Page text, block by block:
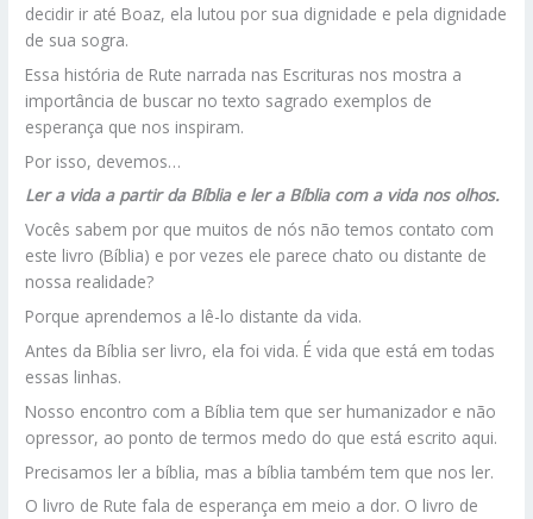
decidir ir até Boaz, ela lutou por sua dignidade e pela dignidade
de sua sogra.
Essa história de Rute narrada nas Escrituras nos mostra a
importância de buscar no texto sagrado exemplos de
esperança que nos inspiram.
Por isso, devemos…
Ler a vida a partir da Bíblia e ler a Bíblia com a vida nos olhos.
Vocês sabem por que muitos de nós não temos contato com
este livro (Bíblia) e por vezes ele parece chato ou distante de
nossa realidade?
Porque aprendemos a lê-lo distante da vida.
Antes da Bíblia ser livro, ela foi vida. É vida que está em todas
essas linhas.
Nosso encontro com a Bíblia tem que ser humanizador e não
opressor, ao ponto de termos medo do que está escrito aqui.
Precisamos ler a bíblia, mas a bíblia também tem que nos ler.
O livro de Rute fala de esperança em meio a dor. O livro de